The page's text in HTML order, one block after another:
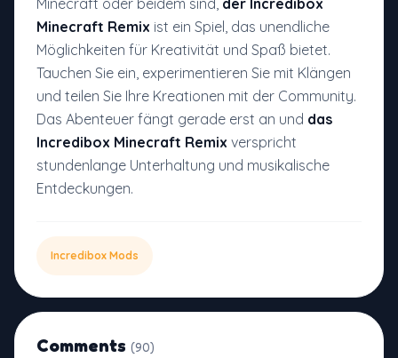
Minecraft oder beidem sind, der Incredibox
Minecraft Remix ist ein Spiel, das unendliche
Möglichkeiten für Kreativität und Spaß bietet.
Tauchen Sie ein, experimentieren Sie mit Klängen
und teilen Sie Ihre Kreationen mit der Community.
Das Abenteuer fängt gerade erst an und das
Incredibox Minecraft Remix verspricht
stundenlange Unterhaltung und musikalische
Entdeckungen.
Incredibox Mods
Comments (90)